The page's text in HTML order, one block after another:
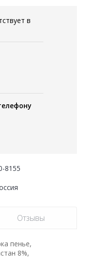
в
8155
Отзывы
пенье,
8%,